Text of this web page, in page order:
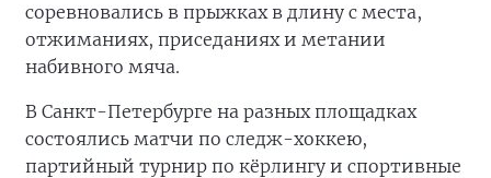
соревновались в прыжках в длину с места,
отжиманиях, приседаниях и метании
набивного мяча.
В Санкт-Петербурге на разных площадках
состоялись матчи по следж-хоккею,
партийный турнир по кёрлингу и спортивные